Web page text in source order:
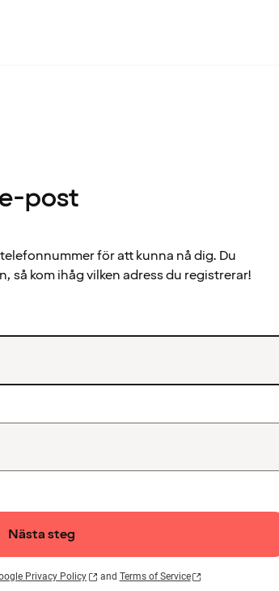
post
för att kunna nå dig. Du
så kom ihåg vilken adress du registrerar!
Nästa steg
Privacy Policy and Terms of Service